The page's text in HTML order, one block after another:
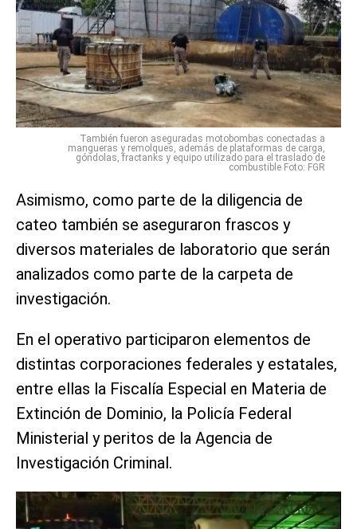
También fueron aseguradas motobombas conectadas a
mangueras y remolques, además de plataformas de carga,
góndolas, fractanks y equipo utilizado para el traslado de
combustible Foto: FGR
Asimismo, como parte de la diligencia de
cateo también se aseguraron frascos y
diversos materiales de laboratorio que serán
analizados como parte de la carpeta de
investigación.
En el operativo participaron elementos de
distintas corporaciones federales y estatales,
entre ellas la Fiscalía Especial en Materia de
Extinción de Dominio, la Policía Federal
Ministerial y peritos de la Agencia de
Investigación Criminal.